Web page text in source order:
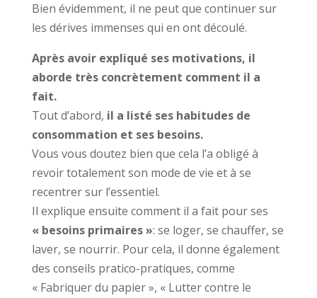
Bien évidemment, il ne peut que continuer sur
les dérives immenses qui en ont découlé.
Après avoir expliqué ses motivations, il
aborde très concrètement comment il a
fait.
Tout d’abord, il a listé ses habitudes de
consommation et ses besoins.
Vous vous doutez bien que cela l’a obligé à
revoir totalement son mode de vie et à se
recentrer sur l’essentiel.
Il explique ensuite comment il a fait pour ses
« besoins primaires »: se loger, se chauffer, se
laver, se nourrir. Pour cela, il donne également
des conseils pratico-pratiques, comme
« Fabriquer du papier », « Lutter contre le